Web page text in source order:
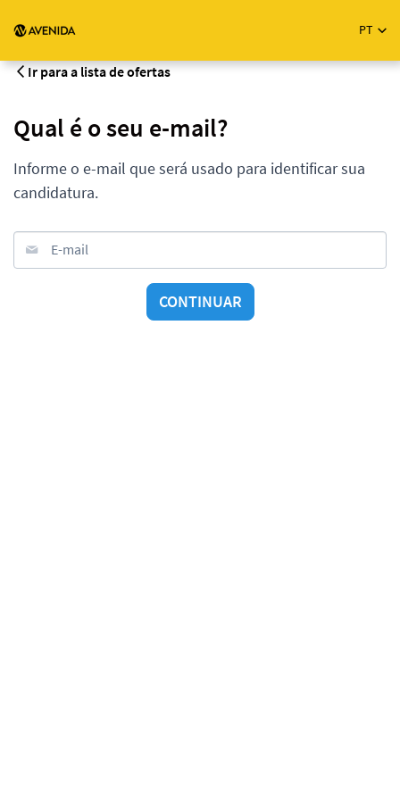
PT
Ir para a lista de ofertas
Qual é o seu e-mail?
Informe o e-mail que será usado para identificar sua
candidatura.
E-mail
CONTINUAR